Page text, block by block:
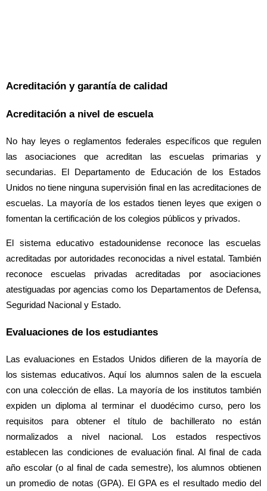
Acreditación y garantía de calidad
Acreditación a nivel de escuela
No hay leyes o reglamentos federales específicos que regulen
las asociaciones que acreditan las escuelas primarias y
secundarias. El Departamento de Educación de los Estados
Unidos no tiene ninguna supervisión final en las acreditaciones de
escuelas. La mayoría de los estados tienen leyes que exigen o
fomentan la certificación de los colegios públicos y privados.
El sistema educativo estadounidense reconoce las escuelas
acreditadas por autoridades reconocidas a nivel estatal. También
reconoce escuelas privadas acreditadas por asociaciones
atestiguadas por agencias como los Departamentos de Defensa,
Seguridad Nacional y Estado.
Evaluaciones de los estudiantes
Las evaluaciones en Estados Unidos difieren de la mayoría de
los sistemas educativos. Aquí los alumnos salen de la escuela
con una colección de ellas. La mayoría de los institutos también
expiden un diploma al terminar el duodécimo curso, pero los
requisitos para obtener el título de bachillerato no están
normalizados a nivel nacional. Los estados respectivos
establecen las condiciones de evaluación final. Al final de cada
año escolar (o al final de cada semestre), los alumnos obtienen
un promedio de notas (GPA). El GPA es el resultado medio del